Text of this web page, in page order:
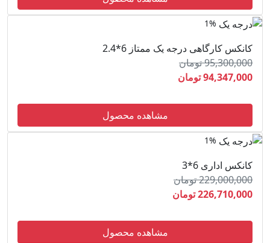
1%
کانکس کارگاهی درجه یک ممتاز 6*2.4
95,300,000 تومان
94,347,000 تومان
مشاهده محصول
1%
کانکس اداری 6*3
229,000,000 تومان
226,710,000 تومان
مشاهده محصول